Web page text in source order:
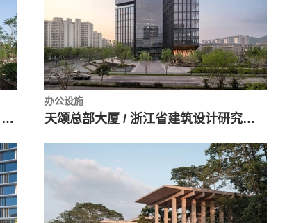
麓悦江城·绿心商业与A4X艺术中心： 无界山城 / 易加设计·UV
办公设施
天颂总部大厦 / 浙江省建筑设计研究院有限公司